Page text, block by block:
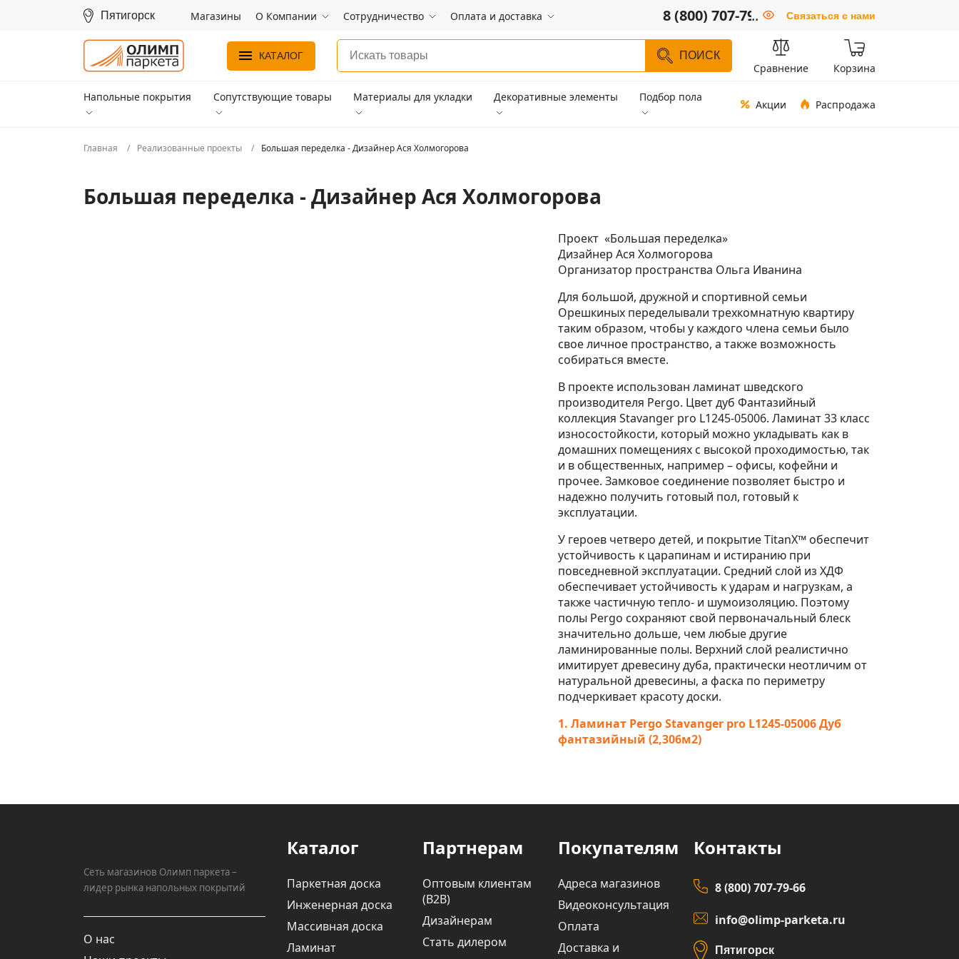
Пятигорск Магазины О Компании Сотрудничество Оплата и доставка 8 (800) 707-79-66
.. Связаться с нами
КАТАЛОГ ПОИСК
Сравнение Корзина
Напольные покрытия Сопутствующие товары Материалы для укладки Декоративные элементы Подбор пола
Акции Распродажа
Главная Реализованные проекты Большая переделка - Дизайнер Ася Холмогорова
Большая переделка - Дизайнер Ася Холмогорова
Проект «Большая переделка»
Дизайнер Ася Холмогорова
Организатор пространства Ольга Иванина
Для большой, дружной и спортивной семьи
Орешкиных переделывали трехкомнатную квартиру
таким образом, чтобы у каждого члена семьи было
свое личное пространство, а также возможность
собираться вместе.
В проекте использован ламинат шведского
производителя Pergo. Цвет дуб Фантазийный
коллекция Stavanger pro L1245-05006. Ламинат 33 класс
износостойкости, который можно укладывать как в
домашних помещениях с высокой проходимостью, так
и в общественных, например – офисы, кофейни и
прочее. Замковое соединение позволяет быстро и
надежно получить готовый пол, готовый к
эксплуатации.
У героев четверо детей, и покрытие TitanX™ обеспечит
устойчивость к царапинам и истиранию при
повседневной эксплуатации. Средний слой из ХДФ
обеспечивает устойчивость к ударам и нагрузкам, а
также частичную тепло- и шумоизоляцию. Поэтому
полы Pergo сохраняют свой первоначальный блеск
значительно дольше, чем любые другие
ламинированные полы. Верхний слой реалистично
имитирует древесину дуба, практически неотличим от
натуральной древесины, а фаска по периметру
подчеркивает красоту доски.
1. Ламинат Pergo Stavanger pro L1245-05006 Дуб
фантазийный (2,306м2)
Сеть магазинов Олимп паркета –
лидер рынка напольных покрытий
О нас
Каталог
Паркетная доска
Инженерная доска
Массивная доска
Ламинат
Партнерам
Оптовым клиентам
(В2В)
Дизайнерам
Стать дилером
Покупателям
Адреса магазинов
Видеоконсультация
Оплата
Доставка и
Контакты
8 (800) 707-79-66
info@olimp-parketa.ru
Пятигорск